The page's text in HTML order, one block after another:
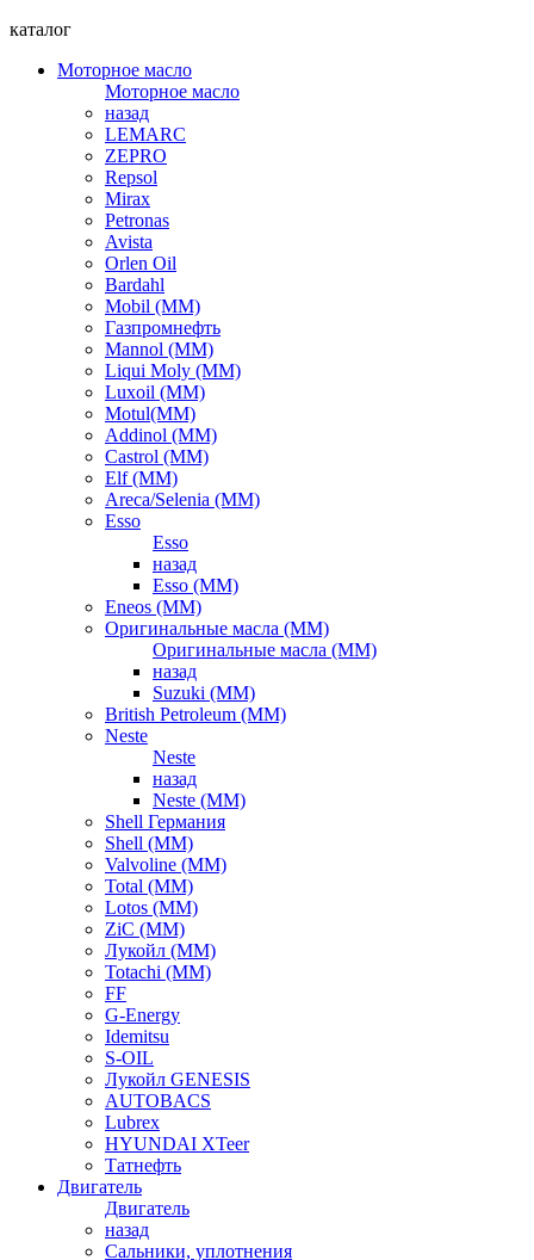
каталог
Моторное масло
Моторное масло
назад
LEMARC
ZEPRO
Repsol
Mirax
Petronas
Avista
Orlen Oil
Bardahl
Mobil (ММ)
Газпромнефть
Mannol (ММ)
Liqui Moly (ММ)
Luxoil (ММ)
Motul(ММ)
Addinol (ММ)
Castrol (ММ)
Elf (ММ)
Areca/Selenia (ММ)
Esso
Esso
назад
Esso (ММ)
Eneos (ММ)
Оригинальные масла (ММ)
Оригинальные масла (ММ)
назад
Suzuki (ММ)
British Petroleum (ММ)
Neste
Neste
назад
Neste (ММ)
Shell Германия
Shell (ММ)
Valvoline (ММ)
Total (ММ)
Lotos (ММ)
ZiC (ММ)
Лукойл (ММ)
Totachi (MM)
FF
G-Energy
Idemitsu
S-OIL
Лукойл GENESIS
AUTOBACS
Lubrex
HYUNDAI XTeer
Татнефть
Двигатель
Двигатель
назад
Сальники, уплотнения